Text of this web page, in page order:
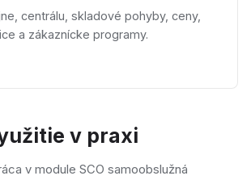
centrálu, skladové pohyby, ceny,
a zákaznícke programy.
v praxi
v module SCO samoobslužná